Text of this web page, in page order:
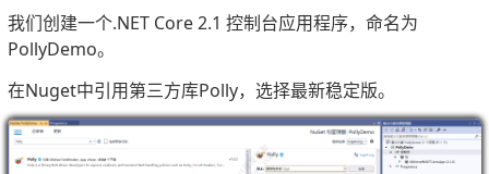
我们创建一个.NET Core 2.1 控制台应用程序，命名为
PollyDemo。
在Nuget中引用第三方库Polly，选择最新稳定版。